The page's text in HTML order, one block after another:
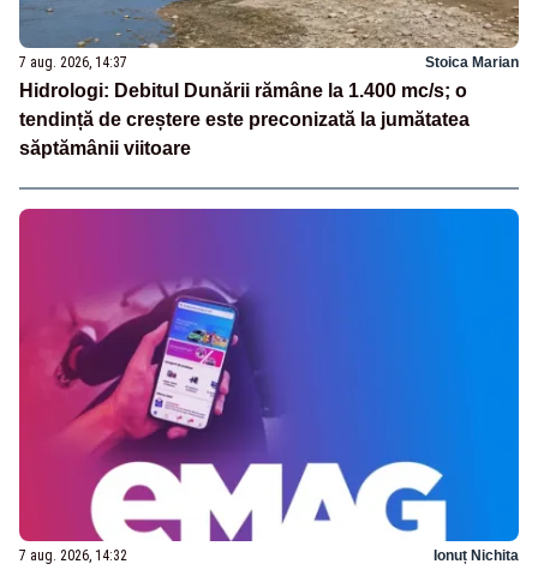
7 aug. 2026, 14:37 Stoica Marian
Hidrologi: Debitul Dunării rămâne la 1.400 mc/s; o
tendință de creștere este preconizată la jumătatea
săptămânii viitoare
7 aug. 2026, 14:32 Ionuț Nichita